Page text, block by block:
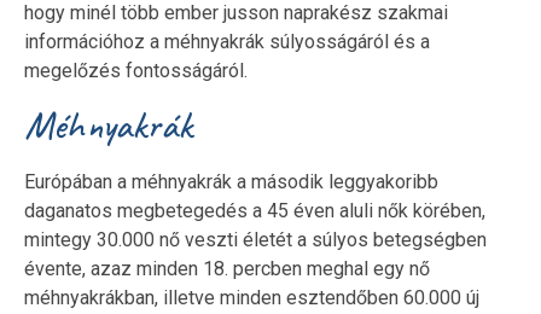
hogy minél több ember jusson naprakész szakmai
információhoz a méhnyakrák súlyosságáról és a
megelőzés fontosságáról.
Méhnyakrák
Európában a méhnyakrák a második leggyakoribb
daganatos megbetegedés a 45 éven aluli nők körében,
mintegy 30.000 nő veszti életét a súlyos betegségben
évente, azaz minden 18. percben meghal egy nő
méhnyakrákban, illetve minden esztendőben 60.000 új